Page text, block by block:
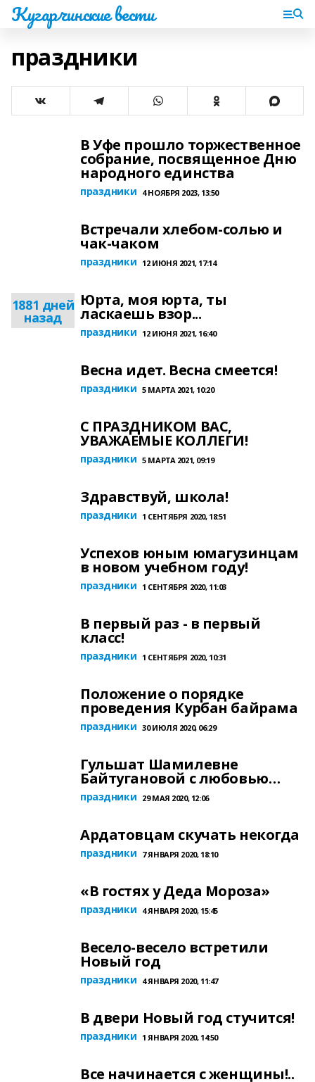
Кугарчинские вести
праздники
В Уфе прошло торжественное
собрание, посвященное Дню
народного единства
праздники 4 НОЯБРЯ 2023, 13:50
Встречали хлебом-солью и
чак-чаком
праздники 12 ИЮНЯ 2021, 17:14
1881 дней
назад
Юрта, моя юрта, ты
ласкаешь взор...
праздники 12 ИЮНЯ 2021, 16:40
Весна идет. Весна смеется!
праздники 5 МАРТА 2021, 10:20
С ПРАЗДНИКОМ ВАС,
УВАЖАЕМЫЕ КОЛЛЕГИ!
праздники 5 МАРТА 2021, 09:19
Здравствуй, школа!
праздники 1 СЕНТЯБРЯ 2020, 18:51
Успехов юным юмагузинцам
в новом учебном году!
праздники 1 СЕНТЯБРЯ 2020, 11:03
В первый раз - в первый
класс!
праздники 1 СЕНТЯБРЯ 2020, 10:31
Положение о порядке
проведения Курбан байрама
праздники 30 ИЮЛЯ 2020, 06:29
Гульшат Шамилевне
Байтугановой с любовью…
праздники 29 МАЯ 2020, 12:06
Ардатовцам скучать некогда
праздники 7 ЯНВАРЯ 2020, 18:10
«В гостях у Деда Мороза»
праздники 4 ЯНВАРЯ 2020, 15:45
Весело-весело встретили
Новый год
праздники 4 ЯНВАРЯ 2020, 11:47
В двери Новый год стучится!
праздники 1 ЯНВАРЯ 2020, 14:50
Все начинается с женщины!..